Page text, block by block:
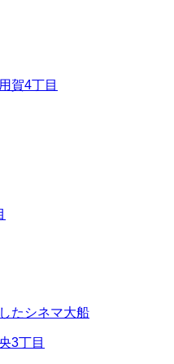
賀4丁目
たシネマ大船
3丁目